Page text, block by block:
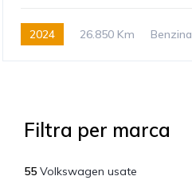
Filtra per marca
55 Volkswagen usate
2024 26.850 Km Benzina